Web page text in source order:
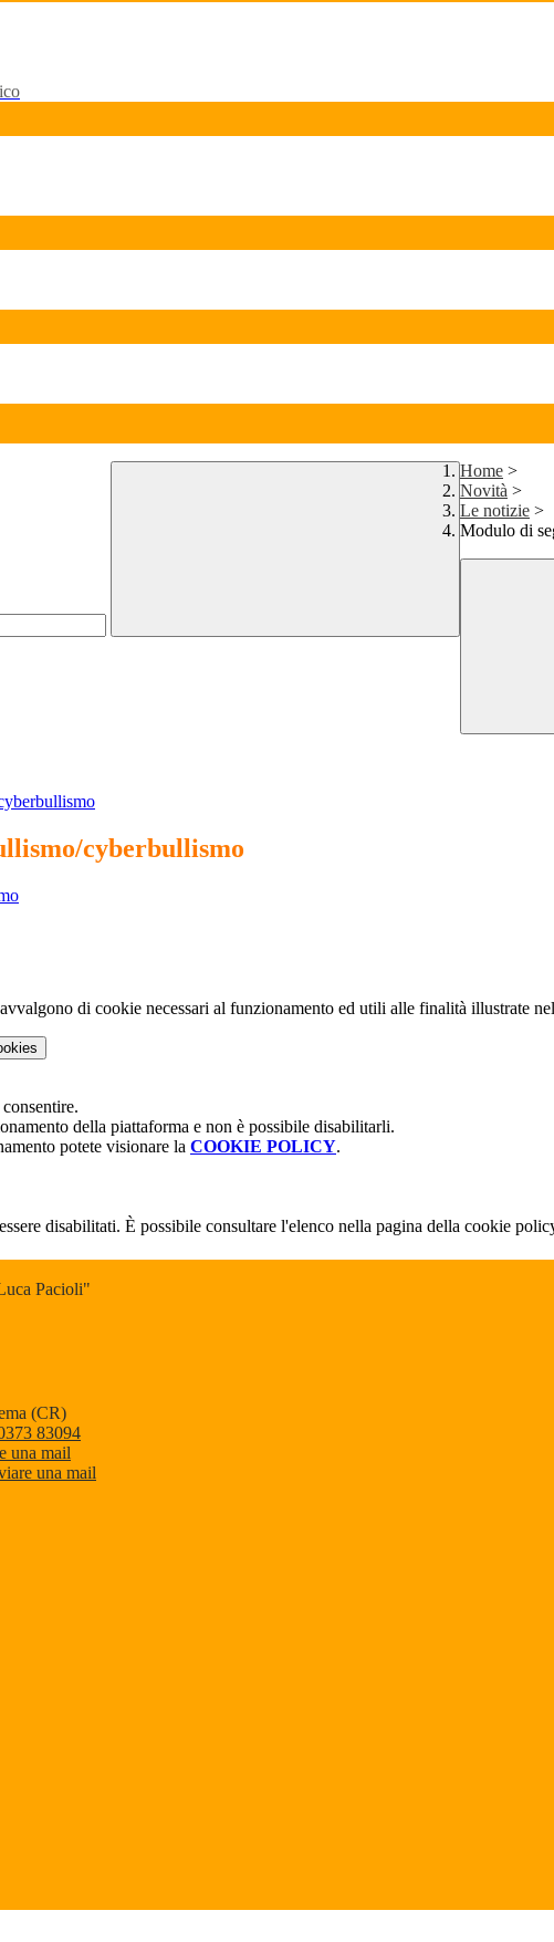
Home >
Novità >
Le notizie >
Modulo di
cyberbullismo
di cookie necessari al funzionamento ed utili alle finalità illustrate
della piattaforma e non è possibile disabilitarli.
potete visionare la COOKIE POLICY.
disabilitati. È possibile consultare l'elenco nella pagina della cookie
Pacioli"
(CR)
83094
una mail
una mail